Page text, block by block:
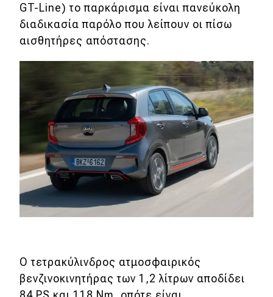
GT-Line) το παρκάρισμα είναι πανεύκολη
διαδικασία παρόλο που λείπουν οι πίσω
αισθητήρες απόστασης.
Ο τετρακύλινδρος ατμοσφαιρικός
βενζινοκινητήρας των 1,2 λίτρων αποδίδει